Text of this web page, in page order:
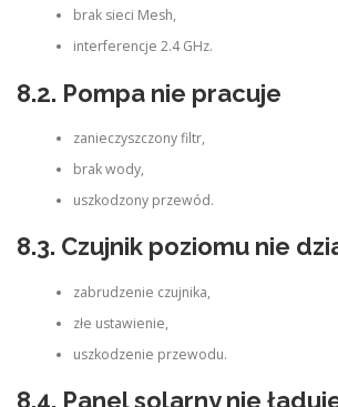
brak sieci Mesh,
interferencje 2.4 GHz.
8.2. Pompa nie pracuje
zanieczyszczony filtr,
brak wody,
uszkodzony przewód.
8.3. Czujnik poziomu nie
zabrudzenie czujnika,
złe ustawienie,
uszkodzenie przewodu.
8.4. Panel solarny nie